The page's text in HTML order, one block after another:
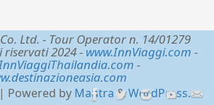
Ltd. - Tour Operator n. 14/01279
riservati 2024 -www.InnViaggi.com -
-
| Powered by Mantra&WordPress.